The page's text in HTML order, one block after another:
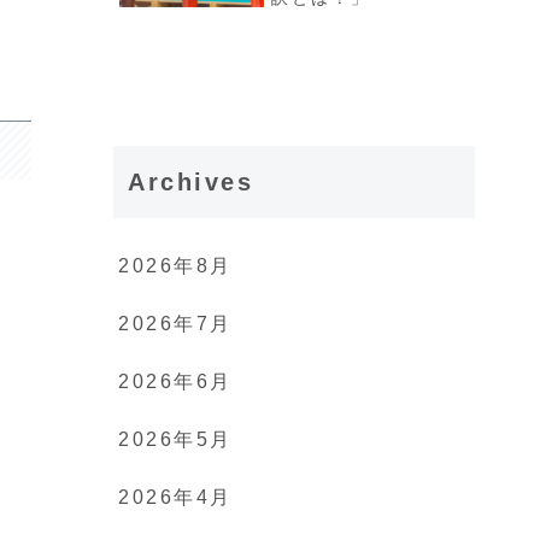
Archives
2026年8月
2026年7月
2026年6月
2026年5月
2026年4月